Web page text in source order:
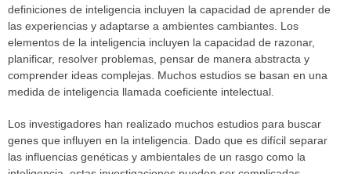
definiciones de inteligencia incluyen la capacidad de aprender de
las experiencias y adaptarse a ambientes cambiantes. Los
elementos de la inteligencia incluyen la capacidad de razonar,
planificar, resolver problemas, pensar de manera abstracta y
comprender ideas complejas. Muchos estudios se basan en una
medida de inteligencia llamada coeficiente intelectual.
Los investigadores han realizado muchos estudios para buscar
genes que influyen en la inteligencia. Dado que es difícil separar
las influencias genéticas y ambientales de un rasgo como la